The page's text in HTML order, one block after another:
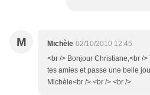
M Michèle 02/10/2010 12:45
<br /> Bonjour Christiane,<br /
tes amies et passe une belle
Michèle<br /> <br /> <br />